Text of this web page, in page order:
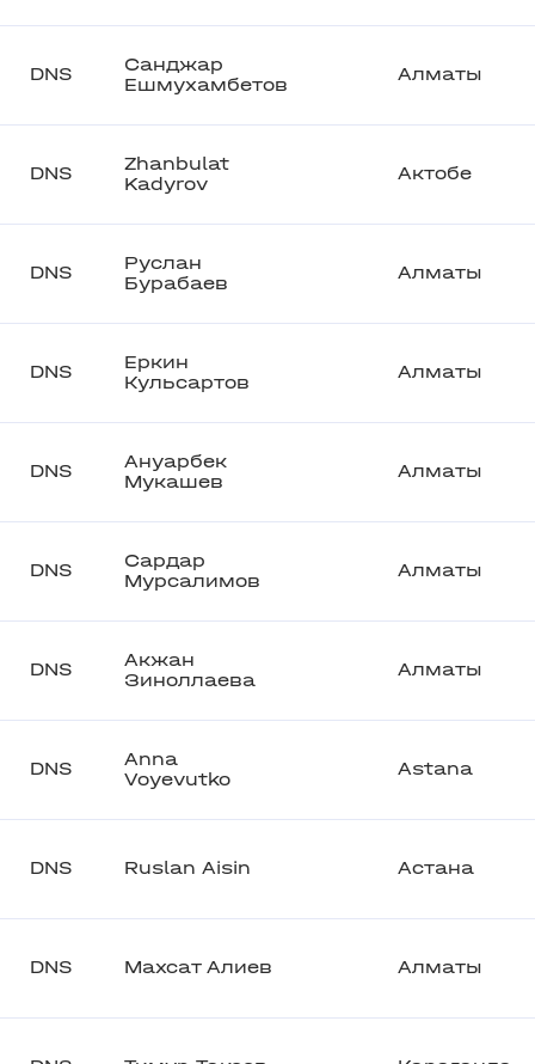
DNS
Санджар
Ешмухамбетов
Алматы
DNS
Zhanbulat
Kadyrov
Актобе
DNS
Руслан
Бурабаев
Алматы
DNS
Еркин
Кульсартов
Алматы
DNS
Ануарбек
Мукашев
Алматы
DNS
Сардар
Мурсалимов
Алматы
DNS
Акжан
Зиноллаева
Алматы
DNS
Anna
Voyevutko
Astana
DNS Ruslan Aisin Астана
DNS Махсат Алиев Алматы